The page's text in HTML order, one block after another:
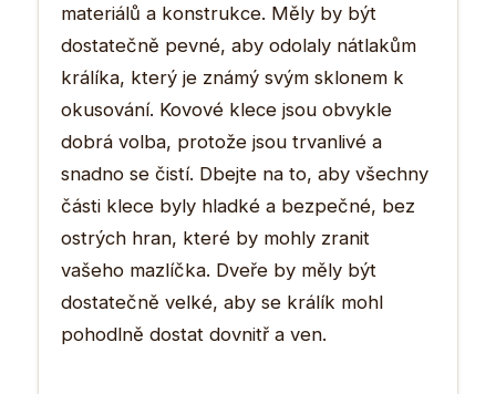
materiálů a konstrukce. Měly by být
dostatečně pevné, aby odolaly nátlakům
králíka, který je známý svým sklonem k
okusování. Kovové klece jsou obvykle
dobrá volba, protože jsou trvanlivé a
snadno se čistí. Dbejte na to, aby všechny
části klece byly hladké a bezpečné, bez
ostrých hran, které by mohly zranit
vašeho mazlíčka. Dveře by měly být
dostatečně velké, aby se králík mohl
pohodlně dostat dovnitř a ven.